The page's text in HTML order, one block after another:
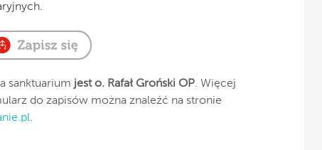
sanktuarium jest o. Rafał Groński OP. Więcej
do zapisów można znaleźć na stronie
.